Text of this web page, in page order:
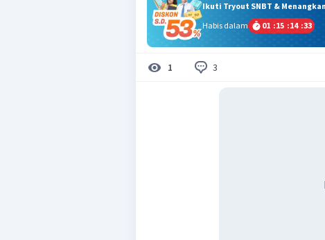
Ikuti Tryout SNBT &
Habis dalam
01 :15 :14 :32
1 3